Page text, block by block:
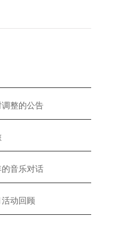
整的公告
音乐对话
动回顾